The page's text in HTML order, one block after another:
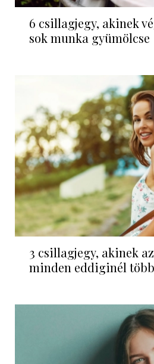
6 csillagjegy, akinek
sok munka gyümölcse
3 csillagjegy, akinek
minden eddiginél